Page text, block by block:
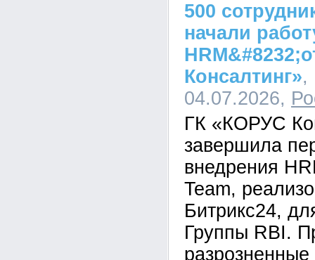
500
начали
Консалтинг»,
04.07.2026,
ГК «КОРУС
завершила
внедрения
Team,
Битрикс24,
Группы RBI.